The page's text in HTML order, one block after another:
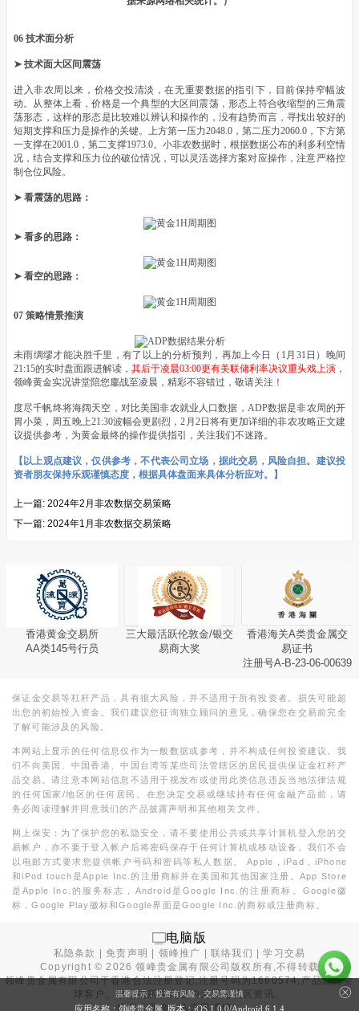
06 技术面分析
➤ 技术面大区间震荡
进入非农周以来，价格交投清淡，在无重要数据的指引下，目前保持窄幅波
动。从整体上看，价格是一个典型的大区间震荡，形态上符合收缩型的三角震
荡形态，这样的形态是比较难以辨认和操作的，没有趋势而言，寻找出较好的
短期支撑和压力是操作的关键。上方第一压力2048.0，第二压力2060.0，下方第
一支撑在2001.0，第二支撑1973.0。小非农数据时，根据数据公布的利多利空情
况，结合支撑和压力位的破位情况，可以灵活选择方案对应操作，注意严格控
制仓位风险。
➤ 看震荡的思路：
➤ 看多的思路：
➤ 看空的思路：
07 策略情景推演
未雨绸缪才能决胜千里，有了以上的分析预判，再加上今日（1月31日）晚间
21:15的实时盘面跟进解读， 其后于凌晨03:00更有美联储利率决议重头戏上演，
领峰黄金实况讲堂陪您鏖战至凌晨，精彩不容错过，敬请关注！
度尽千帆终将海阔天空，对比美国非农就业人口数据，ADP数据是非农周的开
胃小菜，周五晚上21:30波幅会更剧烈，2月2日将有更加详细的非农攻略正文建
议提供参考，为黄金最终的操作提供指引，关注我们不迷路。
【以上观点建议，仅供参考，不代表公司立场，据此交易，风险自担。建议投
资者朋友保持乐观谨慎态度，根据具体盘面来具体分析应对。】
上一篇: 2024年2月非农数据交易策略
下一篇: 2024年1月非农数据交易策略
香港黄金交易所
AA类145号行员
三大最活跃伦敦金/银交
易商大奖
香港海关A类贵金属交
易证书
注册号A-B-23-06-00639
保证金交易等杠杆产品，具有很大风险，并不适用于所有投资者。损失可能超
出您的初始投入资金。我们建议您征询独立顾问的意见，确保您在交易前完全
了解可能涉及的风险。
本网站上显示的任何信息仅作为一般数据或参考，并不构成任何投资建议。我
们不向美国、中国香港、中国台湾等某些司法管辖区的居民提供保证金杠杆产
品交易。请注意本网站信息不适用于视发布或使用此类信息违反当地法律法规
的任何国家/地区的任何居民。在您决定交易或继续持有任何金融产品前，请
务必阅读理解并同意我们的产品披露声明和其他相关文件。
网上保安：为了保护您的私隐安全，请不要使用公共或共享计算机登入您的交
易帐户，亦不要于登入帐户后将密码保存于任何计算机或移动设备。我们不会
以电邮方式要求您提供帐户号码和密码等私人数据。 Apple，iPad，iPhone
和iPod touch是Apple Inc.的注册商标并在美国和其他国家注册。App Store
是Apple Inc.的服务标志，Android是Google Inc.的注册商标。Google徽
标，Google Play徽标和Google界面是Google Inc.的商标或注册商标。
电脑版
私隐条款 |免责声明 | 领峰推广 |联络我们 |学习交易
Copyright © 2026 领峰贵金属有限公司版权所有,不得转载
领峰贵金属有限公司于香港合法注册登记,注册号码为1660574,产品面向全
球客户。本站内所有内容均为香港地区资讯。
投资有风险，入市需谨慎。
温馨提示：投资有风险，交易需谨慎
应用名称：领峰贵金属 版本：iOS 1.0.0/Android 6.1.4